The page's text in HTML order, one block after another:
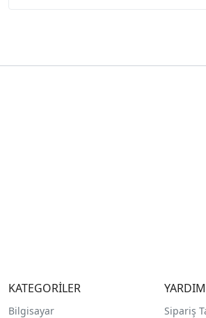
KATEGORİLER
Bilgisayar
YARDIM
Sipariş